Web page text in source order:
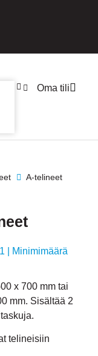
Oma tili
A-telineet
Minimimäärä
x 700 mm tai
mm. Sisältää 2
telineisiin